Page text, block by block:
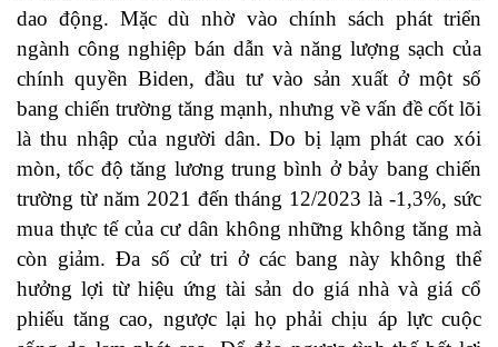
dao động. Mặc dù nhờ vào chính sách phát triển
ngành công nghiệp bán dẫn và năng lượng sạch của
chính quyền Biden, đầu tư vào sản xuất ở một số
bang chiến trường tăng mạnh, nhưng về vấn đề cốt lõi
là thu nhập của người dân. Do bị lạm phát cao xói
mòn, tốc độ tăng lương trung bình ở bảy bang chiến
trường từ năm 2021 đến tháng 12/2023 là -1,3%, sức
mua thực tế của cư dân không những không tăng mà
còn giảm. Đa số cử tri ở các bang này không thể
hưởng lợi từ hiệu ứng tài sản do giá nhà và giá cổ
phiếu tăng cao, ngược lại họ phải chịu áp lực cuộc